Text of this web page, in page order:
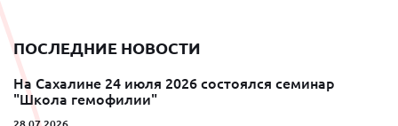
ПОСЛЕДНИЕ НОВОСТИ
На Сахалине 24 июля 2026 состоялся семинар
"Школа гемофилии"